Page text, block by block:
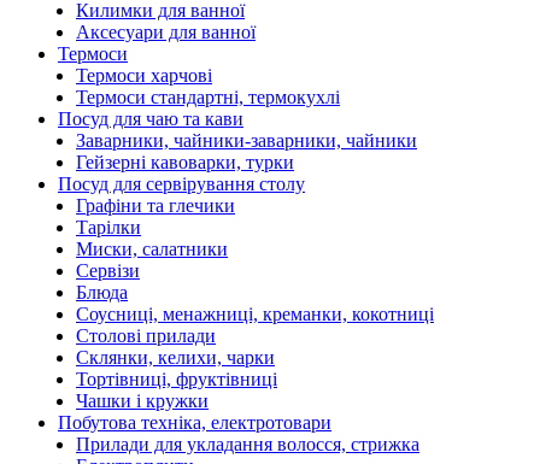
Килимки для ванної
Аксесуари для ванної
Термоси
Термоси харчові
Термоси стандартні, термокухлі
Посуд для чаю та кави
Заварники, чайники-заварники, чайники
Гейзерні кавоварки, турки
Посуд для сервірування столу
Графіни та глечики
Тарілки
Миски, салатники
Сервізи
Блюда
Соусниці, менажниці, креманки, кокотниці
Столові прилади
Склянки, келихи, чарки
Тортівниці, фруктівниці
Чашки і кружки
Побутова техніка, електротовари
Прилади для укладання волосся, стрижка